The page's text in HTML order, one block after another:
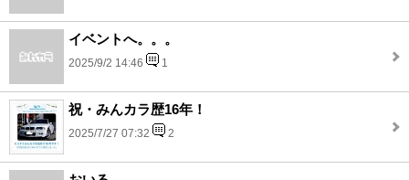
イベントへ。。。
2025/9/2 14:46 1
祝・みんカラ歴16年！
2025/7/27 07:32 2